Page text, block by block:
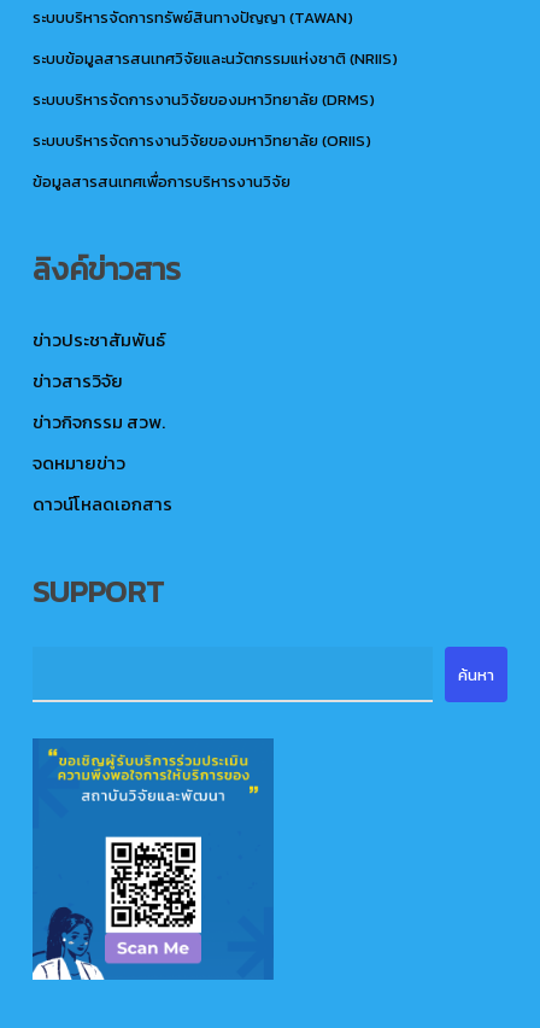
ระบบบริหารจัดการทรัพย์สินทางปัญญา (TAWAN)
ระบบข้อมูลสารสนเทศวิจัยและนวัตกรรมแห่งชาติ (NRIIS)
ระบบบริหารจัดการงานวิจัยของมหาวิทยาลัย (DRMS)
ระบบบริหารจัดการงานวิจัยของมหาวิทยาลัย (ORIIS)
ข้อมูลสารสนเทศเพื่อการบริหารงานวิจัย
ลิงค์ข่าวสาร
ข่าวประชาสัมพันธ์
ข่าวสารวิจัย
ข่าวกิจกรรม สวพ.
จดหมายข่าว
ดาวน์โหลดเอกสาร
SUPPORT
ค้นหา